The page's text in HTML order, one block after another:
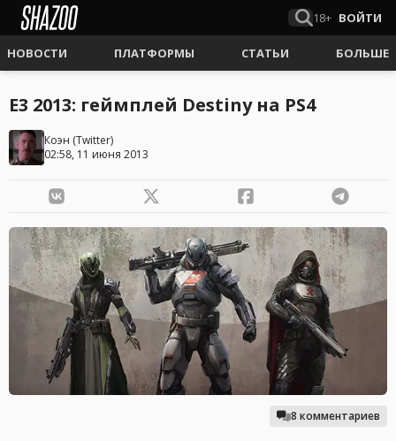
18+ ВОЙТИ
НОВОСТИ ПЛАТФОРМЫ СТАТЬИ БОЛЬШЕ
E3 2013: геймплей Destiny на PS4
Коэн (Twitter)
02:58, 11 июня 2013
8 комментариев